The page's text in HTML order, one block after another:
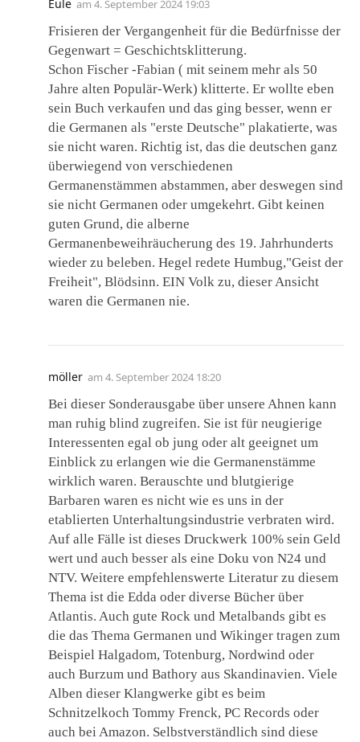
Eule am 4. September 2024 19:03
Frisieren der Vergangenheit für die Bedürfnisse der
Gegenwart = Geschichtsklitterung.
Schon Fischer -Fabian ( mit seinem mehr als 50
Jahre alten Populär-Werk) klitterte. Er wollte eben
sein Buch verkaufen und das ging besser, wenn er
die Germanen als "erste Deutsche" plakatierte, was
sie nicht waren. Richtig ist, das die deutschen ganz
überwiegend von verschiedenen
Germanenstämmen abstammen, aber deswegen sind
sie nicht Germanen oder umgekehrt. Gibt keinen
guten Grund, die alberne
Germanenbeweihräucherung des 19. Jahrhunderts
wieder zu beleben. Hegel redete Humbug,"Geist der
Freiheit", Blödsinn. EIN Volk zu, dieser Ansicht
waren die Germanen nie.
möller am 4. September 2024 18:20
Bei dieser Sonderausgabe über unsere Ahnen kann
man ruhig blind zugreifen. Sie ist für neugierige
Interessenten egal ob jung oder alt geeignet um
Einblick zu erlangen wie die Germanenstämme
wirklich waren. Berauschte und blutgierige
Barbaren waren es nicht wie es uns in der
etablierten Unterhaltungsindustrie verbraten wird.
Auf alle Fälle ist dieses Druckwerk 100% sein Geld
wert und auch besser als eine Doku von N24 und
NTV. Weitere empfehlenswerte Literatur zu diesem
Thema ist die Edda oder diverse Bücher über
Atlantis. Auch gute Rock und Metalbands gibt es
die das Thema Germanen und Wikinger tragen zum
Beispiel Halgadom, Totenburg, Nordwind oder
auch Burzum und Bathory aus Skandinavien. Viele
Alben dieser Klangwerke gibt es beim
Schnitzelkoch Tommy Frenck, PC Records oder
auch bei Amazon. Selbstverständlich sind diese